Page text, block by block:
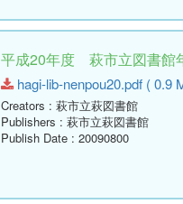
平成20年度 萩市立図書館
hagi-lib-nenpou20.pdf ( 0.9
Creators : 萩市立萩図書館
Publishers : 萩市立萩図書館
Publish Date : 20090800